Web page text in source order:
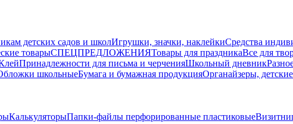
детских садов и школИгрушки, значки, наклейкиСредства
товарыСПЕЦПРЕДЛОЖЕНИЯТовары для праздникаВсе для
Принадлежности для письма и черченияШкольный дневник
школьныеБумага и бумажная продукцияОрганайзеры,
КалькуляторыПапки-файлы перфорированные пластиковые